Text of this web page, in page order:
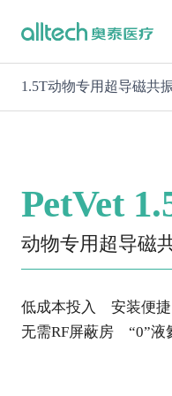
1.5T动物专用超导磁共
PetVet
动物专用超导磁
低成本投入 安装便捷
无需RF屏蔽房 “0”液